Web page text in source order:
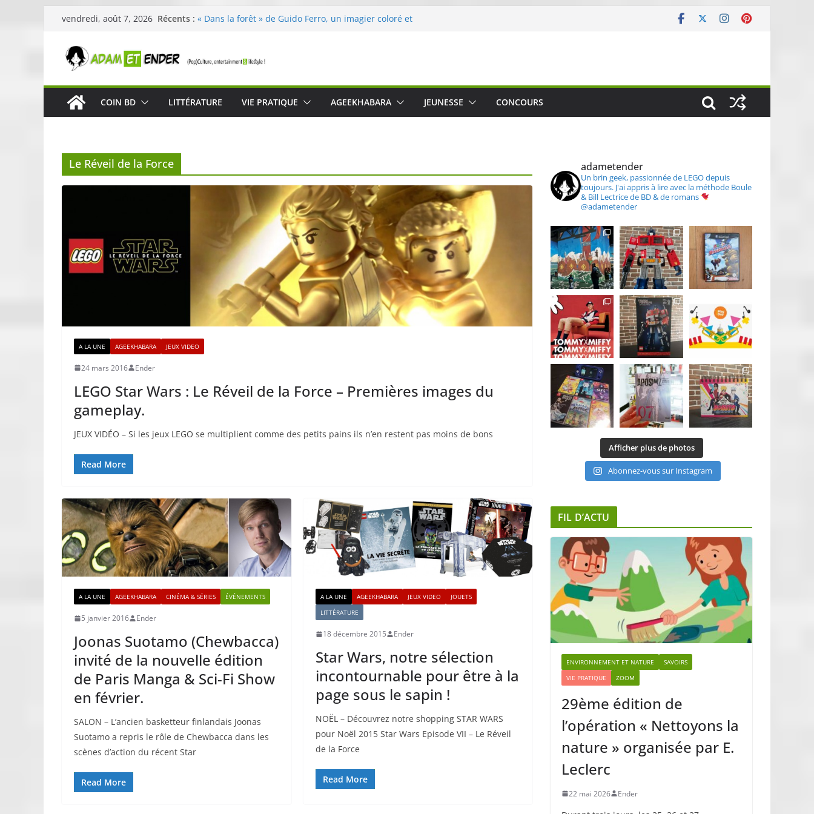
Passer
contenu
vendredi, août 7, 2026 Récents : « Dans la forêt » de Guido Ferro, un imagier coloré et
Célestin en concert : une expérience intime et engagée à
« In The Beginning was The Water », le film concert
néoclassique de Nico Cartosio sur Prime Video le 6 octobre
Skullcandy dévoile le Crusher 540 Active : un casque audio
COIN BD LITTÉRATURE VIE PRATIQUE AGEEKHABARA JEUNESSE CONCOURS
Le Réveil de la Force
A LA UNE AGEEKHABARA JEUX VIDEO
24 mars 2016 Ender
LEGO Star Wars : Le Réveil de la Force – Premières images du
gameplay.
JEUX VIDÉO – Si les jeux LEGO se multiplient comme des petits pains ils n’en restent pas moins de bons
Read More
A LA UNE AGEEKHABARA CINÉMA & SÉRIES ÉVÉNEMENTS
5 janvier 2016 Ender
Joonas Suotamo (Chewbacca)
invité de la nouvelle édition
de Paris Manga & Sci-Fi Show
en février.
SALON – L’ancien basketteur finlandais Joonas
Suotamo a repris le rôle de Chewbacca dans les
scènes d’action du récent Star
Read More
A LA UNE AGEEKHABARA JEUX VIDEO
JOUETS
LITTÉRATURE
18 décembre 2015 Ender
Star Wars, notre sélection
incontournable pour être à la
page sous le sapin !
NOËL – Découvrez notre shopping STAR WARS
pour Noël 2015 Star Wars Episode VII – Le Réveil
de la Force
Read More
adametender
Un brin geek, passionnée de LEGO depuis
toujours. J'ai appris à lire avec la méthode Boule
& Bill Lectrice de BD & de romans
@adametender
Afficher plus de photos
Abonnez-vous sur Instagram
FIL D’ACTU
ENVIRONNEMENT ET NATURE
SAVOIRS
VIE PRATIQUE
ZOOM
29ème édition de
l’opération « Nettoyons la
nature » organisée par E.
Leclerc
22 mai 2026 Ender